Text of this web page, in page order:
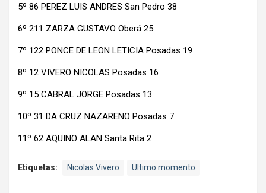
5º 86 PEREZ LUIS ANDRES San Pedro 38
6º 211 ZARZA GUSTAVO Oberá 25
7º 122 PONCE DE LEON LETICIA Posadas 19
8º 12 VIVERO NICOLAS Posadas 16
9º 15 CABRAL JORGE Posadas 13
10º 31 DA CRUZ NAZARENO Posadas 7
11º 62 AQUINO ALAN Santa Rita 2
Etiquetas: Nicolas Vivero Ultimo momento